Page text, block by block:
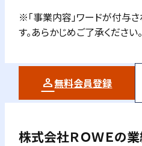
※「事業内容」ワードが付与
す。あらかじめご了承ください。
無料会員登録
株式会社ＲＯＷＥの